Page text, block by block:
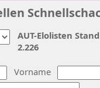
Vorname
AUT-Elolisten
2.226